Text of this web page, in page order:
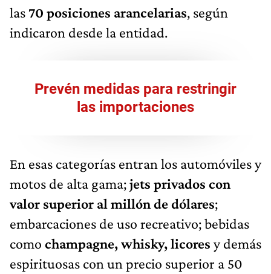
las 70 posiciones arancelarias, según
indicaron desde la entidad.
Prevén medidas para restringir
las importaciones
En esas categorías entran los automóviles y
motos de alta gama;jets privados con
valor superior al millón de dólares;
embarcaciones de uso recreativo; bebidas
como champagne, whisky, licores y demás
espirituosas con un precio superior a 50